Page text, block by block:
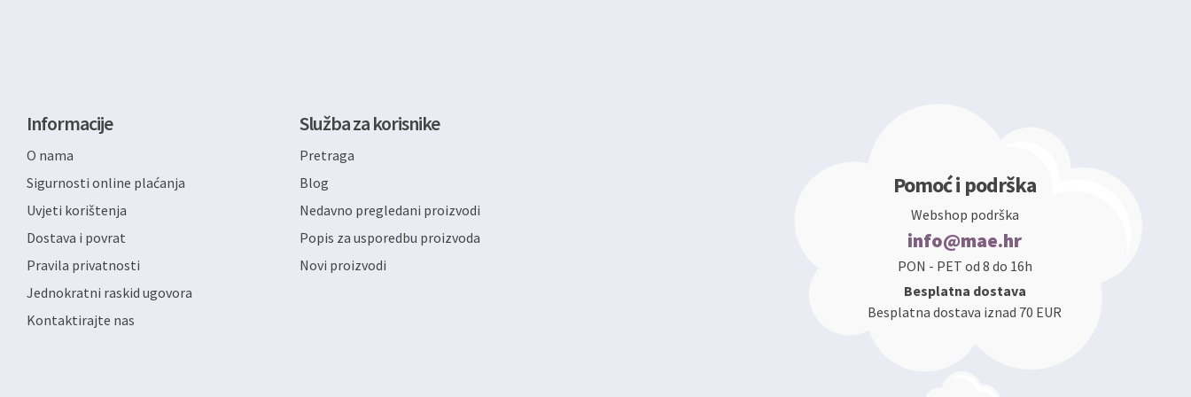
Informacije
O nama
Sigurnosti online plaćanja
Uvjeti korištenja
Dostava i povrat
Pravila privatnosti
Jednokratni raskid ugovora
Kontaktirajte nas
Služba za korisnike
Pretraga
Blog
Nedavno pregledani proizvodi
Popis za usporedbu proizvoda
Novi proizvodi
Pomoć i podrška
Webshop podrška
info@mae.hr
PON - PET od 8 do 16h
Besplatna dostava
Besplatna dostava iznad 70 EUR